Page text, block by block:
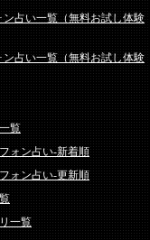
占い一覧（無料お試し体験
占い一覧（無料お試し体験
覧
ォン占い-新着順
ォン占い-更新順
一覧